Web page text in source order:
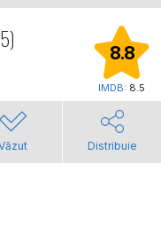
8.8
IMDB: 8.5
Distribuie